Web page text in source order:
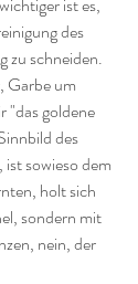
des
zu schneiden.
Garbe um
"das goldene
des
sowieso dem
holt sich
sondern mit
nein, der